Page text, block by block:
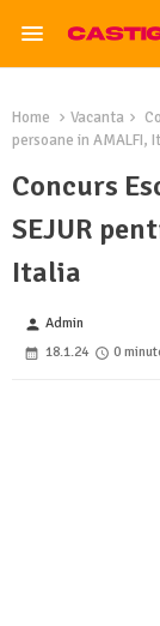
Home Vacanta
persoane in AMALFI,
Concurs
SEJUR
Italia
person Admin
18.1.24
0